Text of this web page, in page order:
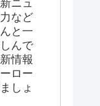
ニュ
など
と一
んで
情報
ロー
しょ